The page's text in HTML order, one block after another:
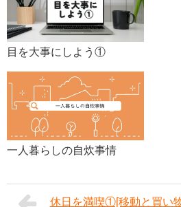
目を大事にしよう①
一人暮らしの自炊事情
休日を満喫①[移動と買い